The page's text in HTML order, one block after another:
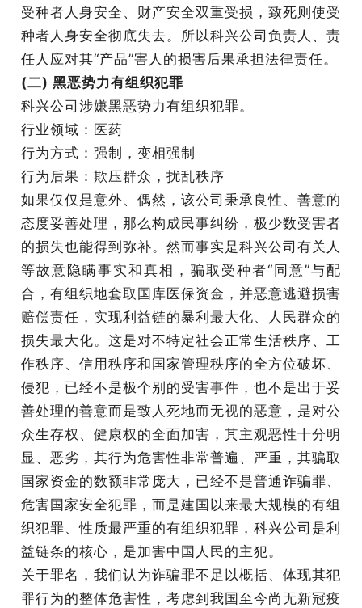
受种者人身安全、财产安全双重受损，致死则使受
种者人身安全彻底失去。所以科兴公司负责人、责
任人应对其“产品”害人的损害后果承担法律责任。
(二) 黑恶势力有组织犯罪
科兴公司涉嫌黑恶势力有组织犯罪。
行业领域：医药
行为方式：强制，变相强制
行为后果：欺压群众，扰乱秩序
如果仅仅是意外、偶然，该公司秉承良性、善意的
态度妥善处理，那么构成民事纠纷，极少数受害者
的损失也能得到弥补。然而事实是科兴公司有关人
等故意隐瞒事实和真相，骗取受种者“同意”与配
合，有组织地套取国库医保资金，并恶意逃避损害
赔偿责任，实现利益链的暴利最大化、人民群众的
损失最大化。这是对不特定社会正常生活秩序、工
作秩序、信用秩序和国家管理秩序的全方位破坏、
侵犯，已经不是极个别的受害事件，也不是出于妥
善处理的善意而是致人死地而无视的恶意，是对公
众生存权、健康权的全面加害，其主观恶性十分明
显、恶劣，其行为危害性非常普遍、严重，其骗取
国家资金的数额非常庞大，已经不是普通诈骗罪、
危害国家安全犯罪，而是建国以来最大规模的有组
织犯罪、性质最严重的有组织犯罪，科兴公司是利
益链条的核心，是加害中国人民的主犯。
关于罪名，我们认为诈骗罪不足以概括、体现其犯
罪行为的整体危害性，考虑到我国至今尚无新冠疫